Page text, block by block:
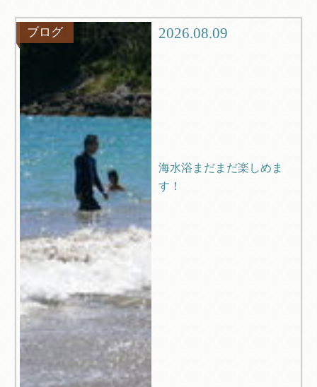
グルメ
ブログ
ブログ 2026.08.09
海水浴まだまだ楽しめま
す！